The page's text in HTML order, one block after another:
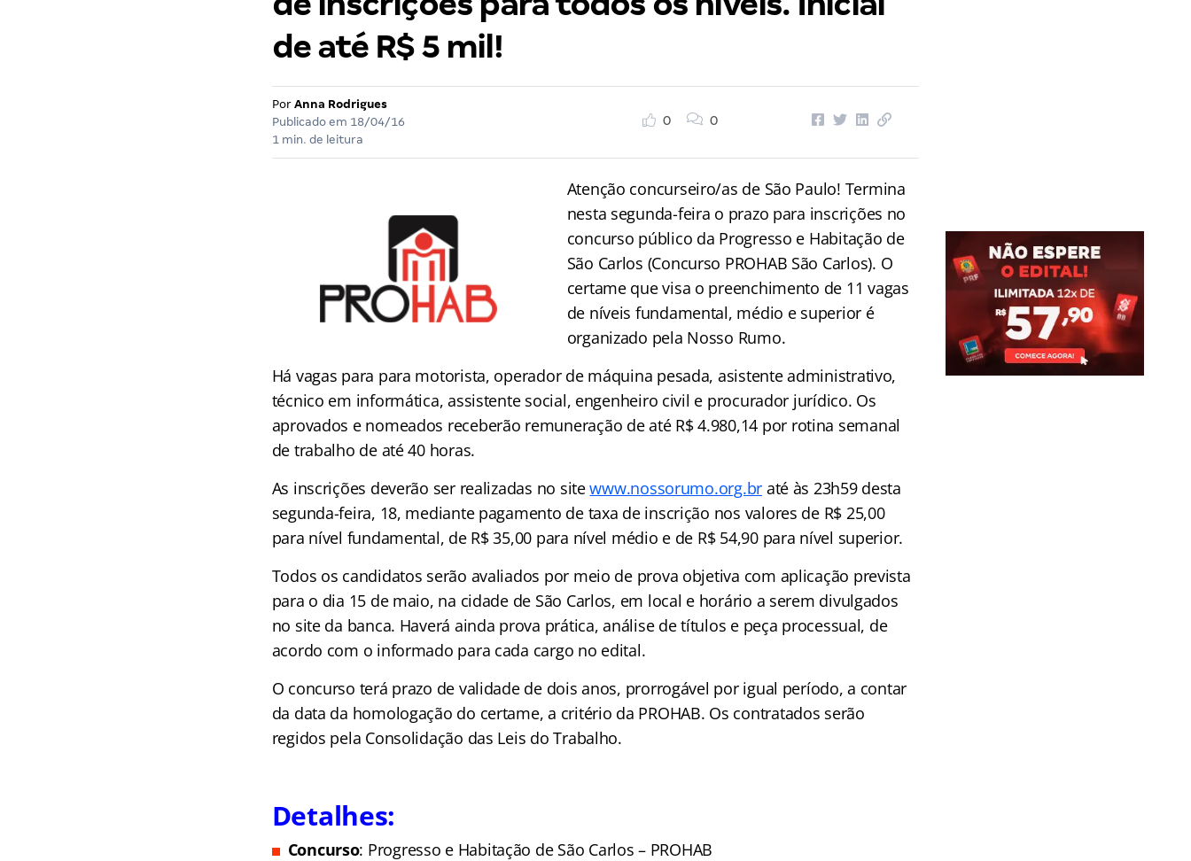
de até R$ 5 mil!
Por Anna Rodrigues
Publicado em 18/04/16
1 min. de leitura
0 0
Atenção concurseiro/as de São Paulo! Termina
nesta segunda-feira o prazo para inscrições no
concurso público da Progresso e Habitação de
São Carlos (Concurso PROHAB São Carlos). O
certame que visa o preenchimento de 11 vagas
de níveis fundamental, médio e superior é
organizado pela Nosso Rumo.
Há vagas para para motorista, operador de máquina pesada, asistente administrativo,
técnico em informática, assistente social, engenheiro civil e procurador jurídico. Os
aprovados e nomeados receberão remuneração de até R$ 4.980,14 por rotina semanal
de trabalho de até 40 horas.
As inscrições deverão ser realizadas no sitewww.nossorumo.org.br até às 23h59 desta
segunda-feira, 18, mediante pagamento de taxa de inscrição nos valores de R$ 25,00
para nível fundamental, de R$ 35,00 para nível médio e de R$ 54,90 para nível superior.
Todos os candidatos serão avaliados por meio de prova objetiva com aplicação prevista
para o dia 15 de maio, na cidade de São Carlos, em local e horário a serem divulgados
no site da banca. Haverá ainda prova prática, análise de títulos e peça processual, de
acordo com o informado para cada cargo no edital.
O concurso terá prazo de validade de dois anos, prorrogável por igual período, a contar
da data da homologação do certame, a critério da PROHAB. Os contratados serão
regidos pela Consolidação das Leis do Trabalho.
Detalhes:
Concurso: Progresso e Habitação de São Carlos – PROHAB